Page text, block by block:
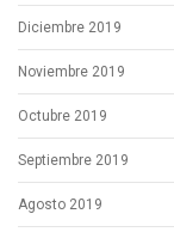
Diciembre 2019
Noviembre 2019
Octubre 2019
Septiembre 2019
Agosto 2019